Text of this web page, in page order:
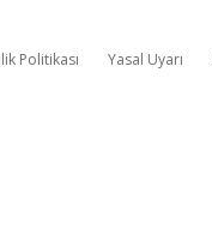
Politikası Yasal Uyarı